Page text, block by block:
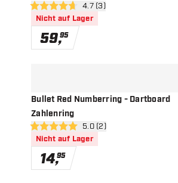
Bewertungsbereich öffnen
4.7 Bewertungssterne
4.7 (3)
Nicht auf Lager
59,95
Bullet Red Numberring - Dartboard
Zahlenring
Bewertungsbereich öffnen
5 Bewertungssterne
5.0 (2)
Nicht auf Lager
14,95